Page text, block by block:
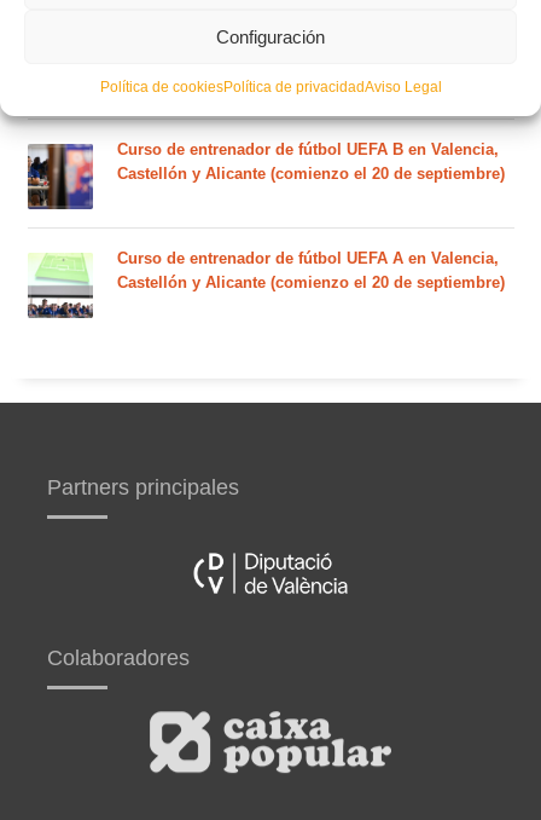
Configuración
Política de cookiesPolítica de privacidadAviso Legal
territoriales de fútbol sala 2026-2027
Curso de entrenador de fútbol UEFA B en Valencia,
Castellón y Alicante (comienzo el 20 de septiembre)
Curso de entrenador de fútbol UEFA A en Valencia,
Castellón y Alicante (comienzo el 20 de septiembre)
Partners principales
Colaboradores